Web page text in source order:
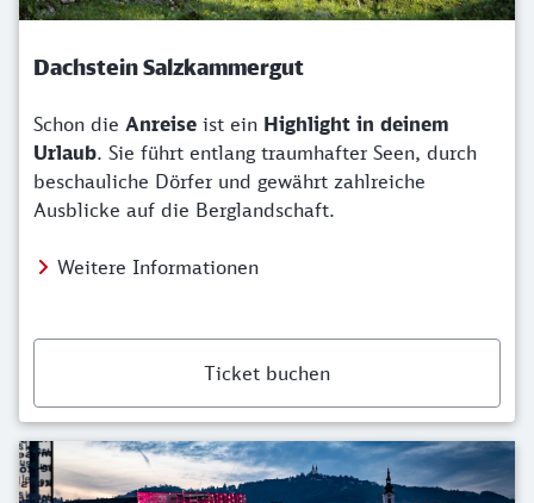
Dachstein Salzkammergut
Schon die Anreise ist ein Highlight in deinem
Urlaub. Sie führt entlang traumhafter Seen, durch
beschauliche Dörfer und gewährt zahlreiche
Ausblicke auf die Berglandschaft.
Weitere Informationen
Ticket buchen